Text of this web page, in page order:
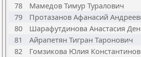
78
Мамедов Тимур Туралович
79
Протазанов Афанасий
80
Шарафутдинова Анастасия
81
Айрапетян Тигран Таронович
82
Гомзикова Юлия